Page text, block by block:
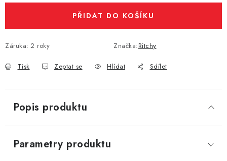
PŘIDAT DO KOŠÍKU
Záruka: 2 roky Značka:Ritchy
Tisk Zeptat se Hlídat Sdílet
Popis produktu
Parametry produktu